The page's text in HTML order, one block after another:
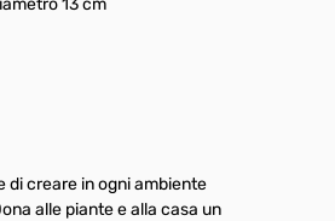
13 cm
di creare in ogni ambiente
alle piante e alla casa un